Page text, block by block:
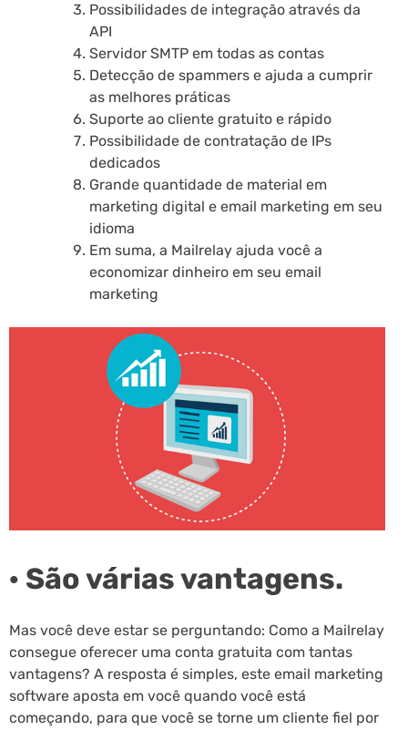
Possibilidades de integração através da
API
Servidor SMTP em todas as contas
Detecção de spammers e ajuda a cumprir
as melhores práticas
Suporte ao cliente gratuito e rápido
Possibilidade de contratação de IPs
dedicados
Grande quantidade de material em
marketing digital e email marketing em seu
idioma
Em suma, a Mailrelay ajuda você a
economizar dinheiro em seu email
marketing
· São várias vantagens.
Mas você deve estar se perguntando: Como a Mailrelay
consegue oferecer uma conta gratuita com tantas
vantagens? A resposta é simples, este email marketing
software aposta em você quando você está
começando, para que você se torne um cliente fiel por